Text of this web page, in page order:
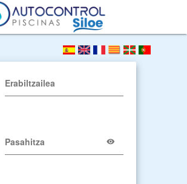
Erabiltzailea
Pasahitza